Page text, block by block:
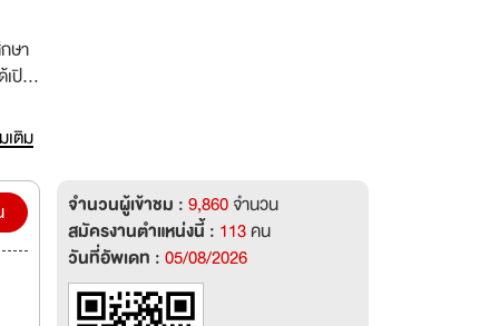
ษา
เปิด
าลัย
มี
รัว
เติม
จำนวนผู้เข้าชม :9,860จำนวน
สมัครงานตำแหน่งนี้ : 113คน
วันที่อัพเดท :05/08/2026